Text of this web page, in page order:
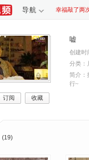
导航 幸福敲了两
忍冬艳蔷薇
订阅 收藏
嘘
创建时
分类：
简介：
行~
(19)